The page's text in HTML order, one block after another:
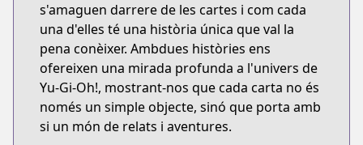
s'amaguen darrere de les cartes i com cada
una d'elles té una història única que val la
pena conèixer. Ambdues històries ens
ofereixen una mirada profunda a l'univers de
Yu-Gi-Oh!, mostrant-nos que cada carta no és
només un simple objecte, sinó que porta amb
si un món de relats i aventures.